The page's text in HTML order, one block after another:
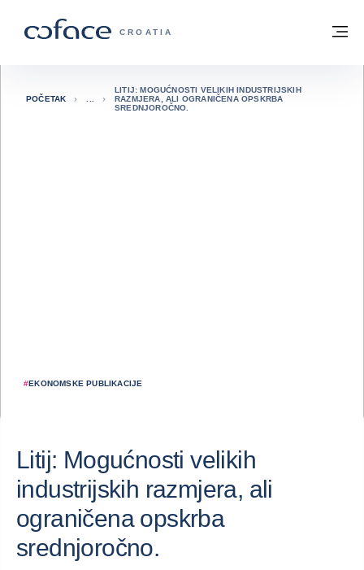
COFACE FOR TRADE - POČETNA
CROATIA
Povratak na početnu stranicu
#EKONOMSKE PUBLIKACIJE
POČETAK
LITIJ: MOGUĆNOSTI VELIKIH INDUSTRIJSKIH
RAZMJERA, ALI OGRANIČENA OPSKRBA
SREDNJOROČNO.
Litij: Mogućnosti velikih
industrijskih razmjera, ali
ograničena opskrba
srednjoročno.